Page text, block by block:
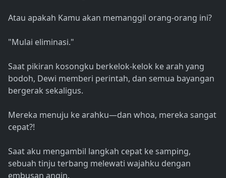
Atau apakah Kamu akan memanggil orang-orang ini?
"Mulai eliminasi."
Saat pikiran kosongku berkelok-kelok ke arah yang
bodoh, Dewi memberi perintah, dan semua bayangan
bergerak sekaligus.
Mereka menuju ke arahku—dan whoa, mereka sangat
cepat?!
Saat aku mengambil langkah cepat ke samping,
sebuah tinju terbang melewati wajahku dengan
embusan angin.